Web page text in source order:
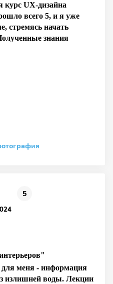
курс UX-дизайна
всего 5, и я уже
стремясь начать
знания
5
меня - информация
излишней воды. Лекции